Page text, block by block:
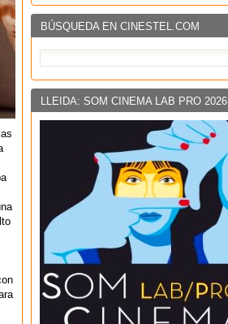
BÚSQUEDA EN CINESTEL.COM
LLEIDA: SOM CINEMA LAB PRO 2026